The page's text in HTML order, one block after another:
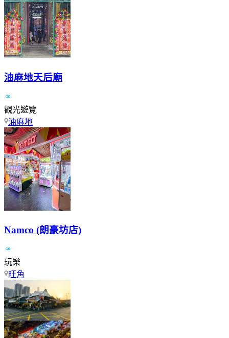
油麻地天后廟
觀光遊覽
油麻地
Namco (朗豪坊店)
玩樂
旺角